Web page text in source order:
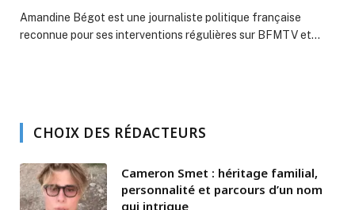
Amandine Bégot est une journaliste politique française
reconnue pour ses interventions régulières sur BFMTV et…
CHOIX DES RÉDACTEURS
Cameron Smet : héritage familial,
personnalité et parcours d’un nom
qui intrigue